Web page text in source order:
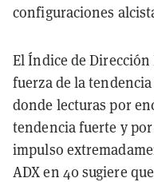
configuraciones
El Índice de
fuerza de la
donde lecturas por
tendencia fuerte y
impulso
ADX en 40 sugiere